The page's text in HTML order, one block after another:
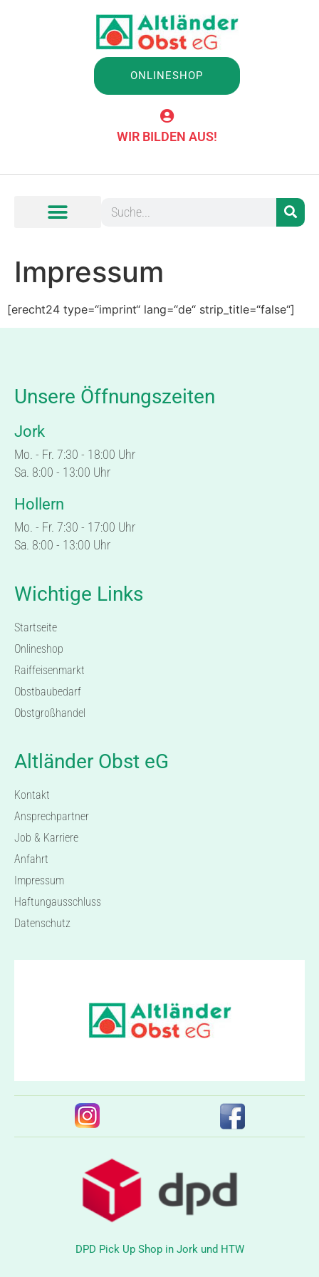
ONLINESHOP
WIR BILDEN AUS!
Impressum
[erecht24 type=“imprint“ lang=“de“ strip_title=“false“]
Unsere Öffnungszeiten
Jork
Mo. - Fr. 7:30 - 18:00 Uhr
Sa. 8:00 - 13:00 Uhr
Hollern
Mo. - Fr. 7:30 - 17:00 Uhr
Sa. 8:00 - 13:00 Uhr
Wichtige Links
Startseite
Onlineshop
Raiffeisenmarkt
Obstbaubedarf
Obstgroßhandel
Altländer Obst eG
Kontakt
Ansprechpartner
Job & Karriere
Anfahrt
Impressum
Haftungausschluss
Datenschutz
DPD Pick Up Shop in Jork und HTW